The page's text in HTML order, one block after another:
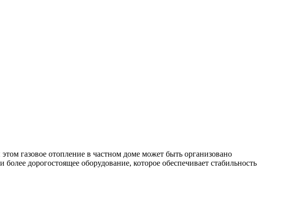
газовое отопление в частном доме может быть организовано
дорогостоящее оборудование, которое обеспечивает стабильность